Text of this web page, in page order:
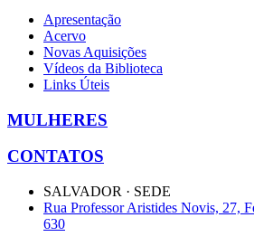
Apresentação
Acervo
Novas Aquisições
Vídeos da Biblioteca
Links Úteis
MULHERES
CONTATOS
SALVADOR · SEDE
Rua Professor Aristides Novis, 27,
630